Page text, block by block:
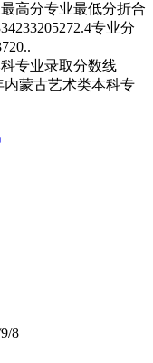
高分专业最低分折合
专业分
内蒙古艺术类本科专
8